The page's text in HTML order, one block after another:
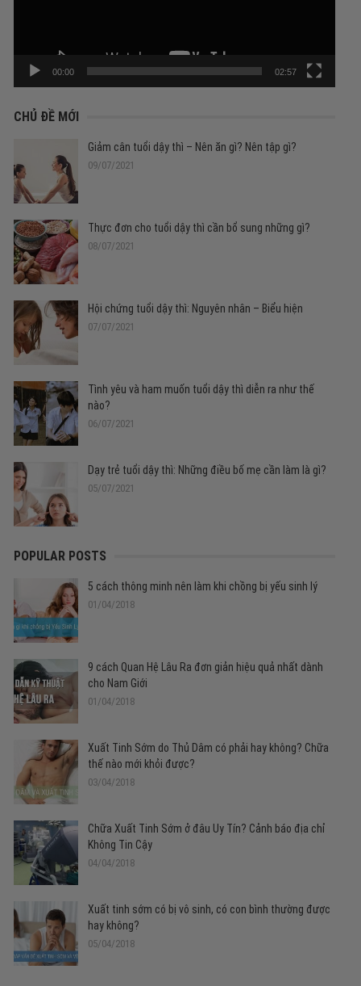
00:00 02:57
CHỦ ĐỀ MỚI
Giảm cân tuổi dậy thì – Nên ăn gì? Nên tập gì?
09/07/2021
Thực đơn cho tuổi dậy thì cần bổ sung những gì?
08/07/2021
Hội chứng tuổi dậy thì: Nguyên nhân – Biểu hiện
07/07/2021
Tình yêu và ham muốn tuổi dậy thì diễn ra như thế
nào?
06/07/2021
Dạy trẻ tuổi dậy thì: Những điều bố mẹ cần làm là gì?
05/07/2021
POPULAR POSTS
5 cách thông minh nên làm khi chồng bị yếu sinh lý
01/04/2018
9 cách Quan Hệ Lâu Ra đơn giản hiệu quả nhất dành
cho Nam Giới
01/04/2018
Xuất Tinh Sớm do Thủ Dâm có phải hay không? Chữa
thế nào mới khỏi được?
03/04/2018
Chữa Xuất Tinh Sớm ở đâu Uy Tín? Cảnh báo địa chỉ
Không Tin Cậy
04/04/2018
Xuất tinh sớm có bị vô sinh, có con bình thường được
hay không?
05/04/2018